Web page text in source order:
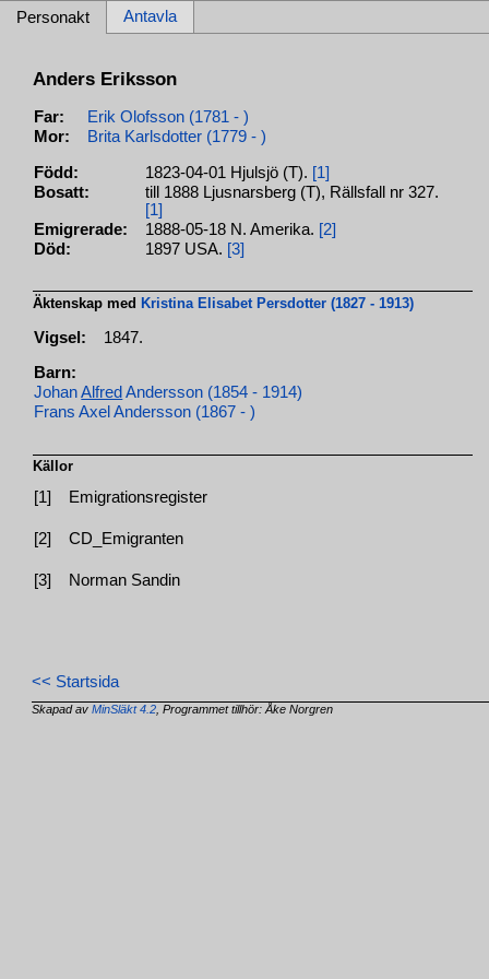
Personakt Antavla
Anders Eriksson
Far:
Erik Olofsson (1781 - )
Mor:
Brita Karlsdotter (1779 - )
Född: 1823-04-01 Hjulsjö (T). [1]
Bosatt:
till 1888 Ljusnarsberg (T), Rällsfall nr 327.
[1]
Emigrerade:
1888-05-18 N. Amerika. [2]
Död:
1897 USA. [3]
Äktenskap med Kristina Elisabet Persdotter (1827 - 1913)
Vigsel: 1847.
Barn:
JohanAlfred Andersson (1854 - 1914)
Frans Axel Andersson (1867 - )
Källor
[1] Emigrationsregister
[2] CD_Emigranten
[3] Norman Sandin
<< Startsida
Skapad avMinSläkt 4.2 , Programmet tillhör: Åke Norgren